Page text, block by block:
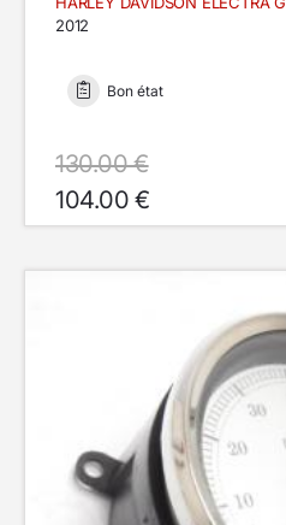
2012
Bon état
130.00 €
104.00 €